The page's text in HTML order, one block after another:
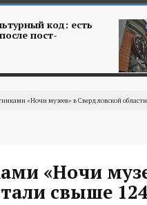
код: есть
пост-
«Ночи музеев» в Свердловской
«Ночи
свыше